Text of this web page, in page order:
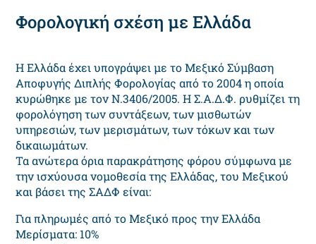
Φορολογική σχέση με Ελλάδα
Η Ελλάδα έχει υπογράψει με το Μεξικό Σύμβαση
Αποφυγής Διπλής Φορολογίας από το 2004 η οποία
κυρώθηκε με τον Ν.3406/2005. Η Σ.Α.Δ.Φ. ρυθμίζει τη
φορολόγηση των συντάξεων, των μισθωτών
υπηρεσιών, των μερισμάτων, των τόκων και των
δικαιωμάτων.
Τα ανώτερα όρια παρακράτησης φόρου σύμφωνα με
την ισχύουσα νομοθεσία της Ελλάδας, του Μεξικού
και βάσει της ΣΑΔΦ είναι:
Για πληρωμές από το Μεξικό προς την Ελλάδα
Μερίσματα: 10%